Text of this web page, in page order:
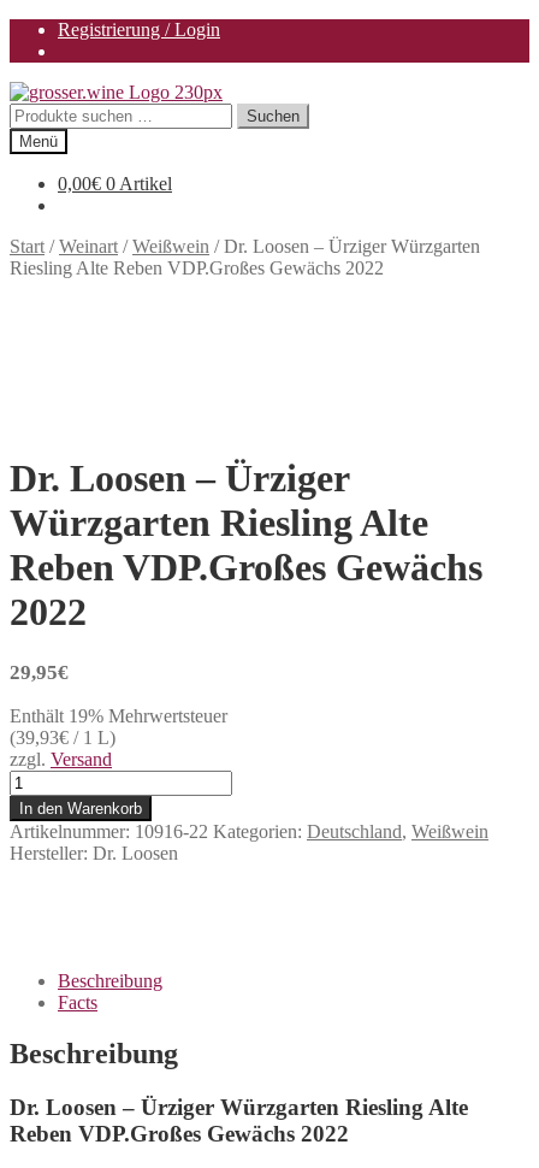
Registrierung / Login
Zur
Navigation
springen
Zum
Inhalt
springen
Suchen
nach:
Suchen
Menü
0,00€ 0 Artikel
Start /Weinart /Weißwein /Dr. Loosen – Ürziger Würzgarten
Riesling Alte Reben VDP.Großes Gewächs 2022
Dr. Loosen – Ürziger
Würzgarten Riesling Alte
Reben VDP.Großes Gewächs
2022
29,95€
Enthält 19% Mehrwertsteuer
(39,93€ / 1 L)
zzgl. Versand
Dr.
Loosen
-
Ürziger
Würzgarten
Gewächs
2022
Menge
In den Warenkorb
Artikelnummer: 10916-22 Kategorien: Deutschland, Weißwein
Hersteller: Dr. Loosen
Beschreibung
Facts
Beschreibung
Dr. Loosen – Ürziger Würzgarten Riesling Alte
Reben VDP.Großes Gewächs 2022